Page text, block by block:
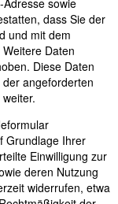
dass Sie der
und mit dem
Daten
Diese Daten
angeforderten
Grundlage Ihrer
Einwilligung zur
deren Nutzung
widerrufen, etwa